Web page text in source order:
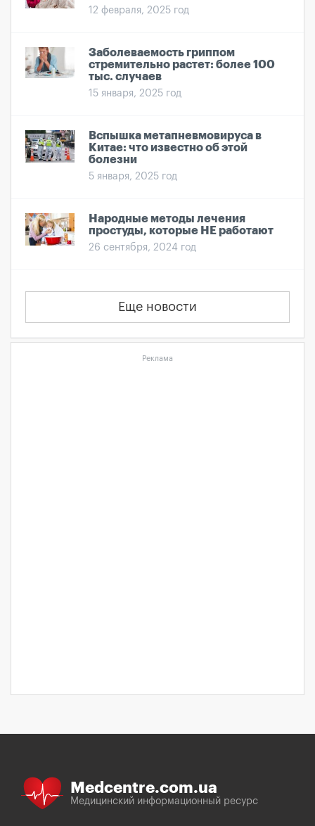
12 февраля, 2025 год
Заболеваемость гриппом
стремительно растет: более 100
тыс. случаев
15 января, 2025 год
Вспышка метапневмовируса в
Китае: что известно об этой
болезни
5 января, 2025 год
Народные методы лечения
простуды, которые НЕ работают
26 сентября, 2024 год
Еще новости
Реклама
Medcentre.com.ua
Медицинский информационный ресурс